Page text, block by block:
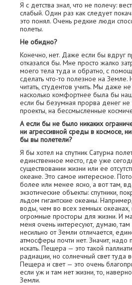
Я с детства знал, что не полечу:
слабый. Один раз как следует
это понял. Очень редкие люди
полеты.
Не обидно?
Конечно, нет. Даже если бы вдруг
отказался бы. Мне просто жалко
моего тела туда и обратно, с
сделать что-то полезное на Земле.
читать, студентов учить. Мы даже
насколько комфортнее была бы
если бы безумная прорва денег
проекты, на бессмысленные
А если бы не было никаких
ни агрессивной среды в космосе,
бы вы полетели?
Я бы хотел на спутник Сатурна
единственное место, где уже
существовании жизни или ее
океане. Это самое интересное.
более или менее ясно, а вот там,
экзотические объекты: спутники,
льдом гигантские океаны.
воды, чем во всех земных океанах,
огромные просторы для жизни. И
меня очень интересуют, думаю,
несильно от Земли отличается,
атмосферы почти нет. Значит,
искать. Пещера — это такой
радиации, но солнечный свет туда
Пещера и свет — это очень
если уж и там нет жизни, то,
Земли.